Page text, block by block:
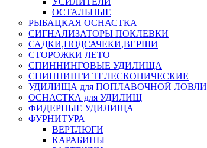
ОСТАЛЬНЫЕ
РЫБАЦКАЯ ОСНАСТКА
СИГНАЛИЗАТОРЫ ПОКЛЕВКИ
САДКИ,ПОДСАЧЕКИ,ВЕРШИ
СТОРОЖКИ ЛЕТО
СПИННИНГОВЫЕ УДИЛИЩА
СПИННИНГИ ТЕЛЕСКОПИЧЕСКИЕ
УДИЛИЩА для ПОПЛАВОЧНОЙ ЛОВЛИ
ОСНАСТКА для УДИЛИЩ
ФИДЕРНЫЕ УДИЛИЩА
ФУРНИТУРА
ВЕРТЛЮГИ
КАРАБИНЫ